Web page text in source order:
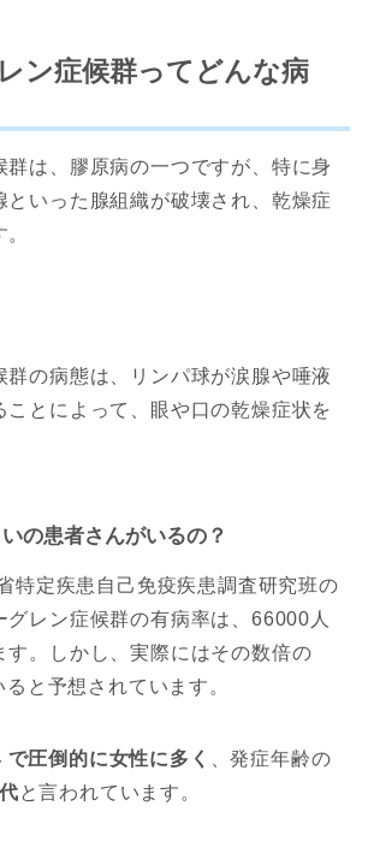
ン症候群ってどんな病
群は、膠原病の一つですが、特に身
といった腺組織が破壊され、乾燥症
群の病態は、リンパ球が涙腺や唾液
ことによって、眼や口の乾燥症状を
の患者さんがいるの？
特定疾患自己免疫疾患調査研究班の
グレン症候群の有病率は、66000人
す。しかし、実際にはその数倍の
と予想されています。
で圧倒的に女性に多く
、発症年齢の
と言われています。